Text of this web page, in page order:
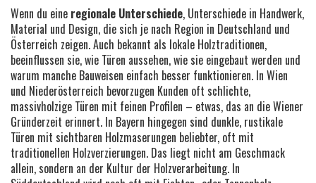
Wenn du eine regionale Unterschiede, Unterschiede in Handwerk,
Material und Design, die sich je nach Region in Deutschland und
Österreich zeigen. Auch bekannt als lokale Holztraditionen,
beeinflussen sie, wie Türen aussehen, wie sie eingebaut werden und
warum manche Bauweisen einfach besser funktionieren. In Wien
und Niederösterreich bevorzugen Kunden oft schlichte,
massivholzige Türen mit feinen Profilen – etwas, das an die Wiener
Gründerzeit erinnert. In Bayern hingegen sind dunkle, rustikale
Türen mit sichtbaren Holzmaserungen beliebter, oft mit
traditionellen Holzverzierungen. Das liegt nicht am Geschmack
allein, sondern an der Kultur der Holzverarbeitung. In